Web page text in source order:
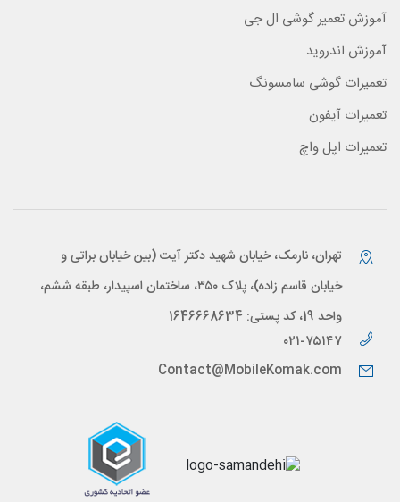
آموزش تعمیر گوشی ال جی
آموزش اندروید
تعمیرات گوشی سامسونگ
تعمیرات آیفون
تعمیرات اپل واچ
تهران، نارمک، خیابان شهید دکتر آیت (بین خیابان براتی و
خیابان قاسم زاده)، پلاک ۳۵۰، ساختمان اسپیدار، طبقه ششم،
واحد 19، کد پستی: 1646668634
۰۲۱-۷۵۱۴۷
Contact@MobileKomak.com